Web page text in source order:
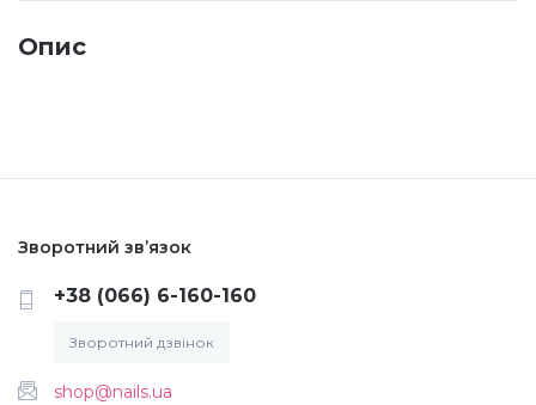
Меланж (цукровий ефект)
Інші прикраси
Опис
Зворотний зв’язок
+38 (066) 6-160-160
Зворотний дзвінок
shop@nails.ua